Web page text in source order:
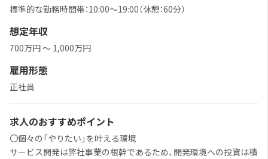
標準的な勤務時間帯：10:00～19:00（休憩：60分）
想定年収
700万円 ～ 1,000万円
雇用形態
正社員
求人のおすすめポイント
〇個々の「やりたい」を叶える環境
サービス開発は弊社事業の根幹であるため、開発環境への投資は積